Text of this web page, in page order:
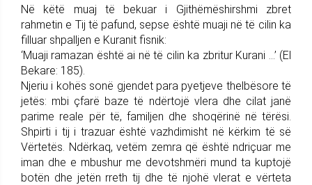
Në këtë muaj të bekuar i Gjithëmëshirshmi zbret
rahmetin e Tij të pafund, sepse është muaji në të cilin ka
filluar shpalljen e Kuranit fisnik:
‘Muaji ramazan është ai në të cilin ka zbritur Kurani ...’ (El
Bekare: 185).
Njeriu i kohës sonë gjendet para pyetjeve thelbësore të
jetës: mbi çfarë baze të ndërtojë vlera dhe cilat janë
parime reale për të, familjen dhe shoqërinë në tërësi.
Shpirti i tij i trazuar është vazhdimisht në kërkim të së
Vërtetës. Ndërkaq, vetëm zemra që është ndriçuar me
iman dhe e mbushur me devotshmëri mund ta kuptojë
botën dhe jetën rreth tij dhe të njohë vlerat e vërteta